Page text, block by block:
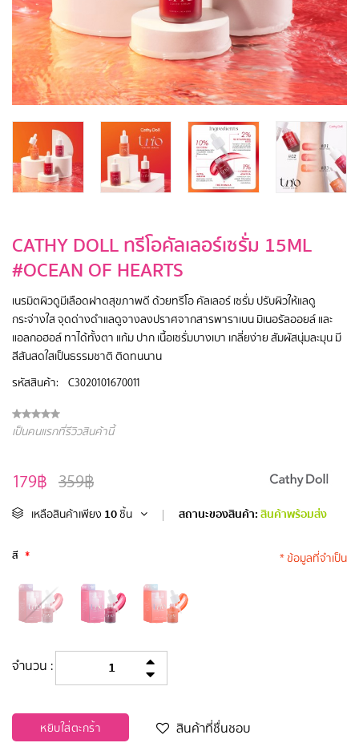
CATHY DOLL ทรีโอคัลเลอร์เซรั่ม 15ML
#OCEAN OF HEARTS
เนรมิตผิวดูมีเลือดฝาดสุขภาพดี ด้วยทรีโอ คัลเลอร์ เซรั่ม ปรับผิวให้แลดู
กระจ่างใส จุดด่างดำแลดูจางลงปราศจากสารพาราเบน มิเนอรัลออยล์ และ
แอลกอฮอล์ ทาได้ทั้งตา แก้ม ปาก เนื้อเซรั่มบางเบา เกลี่ยง่าย สัมผัสนุ่มละมุน มี
สีสันสดใสเป็นธรรมชาติ ติดทนนาน
รหัสสินค้า:
C3020101670011
เป็นคนแรกที่รีวิวสินค้านี้
359฿
179฿
เหลือสินค้าเพียง 10 ชิ้น | สถานะของสินค้า:สินค้าพร้อมส่ง
สี * * ข้อมูลที่จำเป็น
จำนวน :
หยิบใส่ตะกร้า สินค้าที่ชื่นชอบ